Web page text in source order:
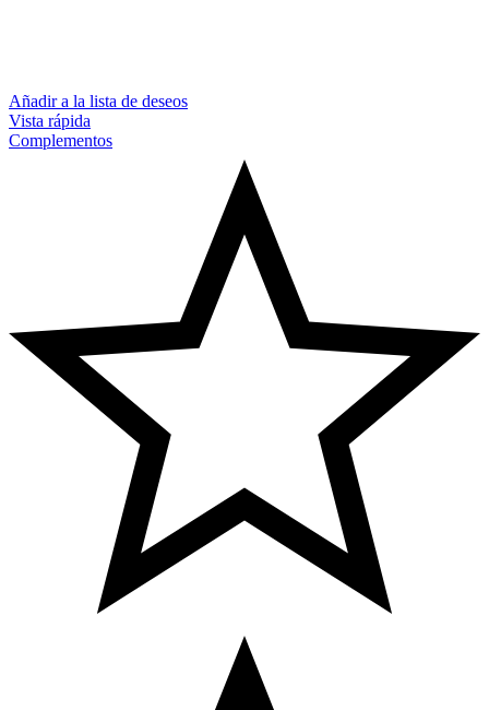
Añadir a la lista de deseos
Vista rápida
Complementos